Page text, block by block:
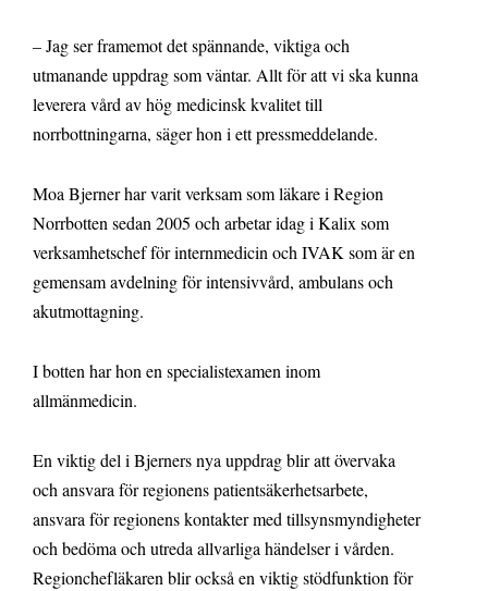
– Jag ser framemot det spännande, viktiga och
utmanande uppdrag som väntar. Allt för att vi ska kunna
leverera vård av hög medicinsk kvalitet till
norrbottningarna, säger hon i ett pressmeddelande.
Moa Bjerner har varit verksam som läkare i Region
Norrbotten sedan 2005 och arbetar idag i Kalix som
verksamhetschef för internmedicin och IVAK som är en
gemensam avdelning för intensivvård, ambulans och
akutmottagning.
I botten har hon en specialistexamen inom
allmänmedicin.
En viktig del i Bjerners nya uppdrag blir att övervaka
och ansvara för regionens patientsäkerhetsarbete,
ansvara för regionens kontakter med tillsynsmyndigheter
och bedöma och utreda allvarliga händelser i vården.
Regionchefläkaren blir också en viktig stödfunktion för